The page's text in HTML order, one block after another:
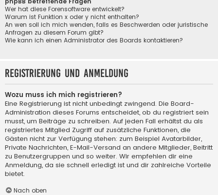
Wer hat diese Forensoftware entwickelt?
Warum ist Funktion x oder y nicht enthalten?
An wen soll ich mich wenden, falls es Beschwerden oder juristische
Anfragen zu diesem Forum gibt?
Wie kann ich einen Administrator des Boards kontaktieren?
Registrierung und Anmeldung
Wozu muss ich mich registrieren?
Eine Registrierung ist nicht unbedingt zwingend. Die Board-
Administration dieses Forums entscheidet, ob du registriert sein
musst, um Beiträge zu schreiben. Auf jeden Fall erhältst du als
registriertes Mitglied Zugriff auf zusätzliche Funktionen, die
Gästen nicht zur Verfügung stehen: zum Beispiel Avatarbilder,
Private Nachrichten, E-Mail-Versand an andere Mitglieder, Beitritt
zu Benutzergruppen und so weiter. Wir empfehlen dir eine
Anmeldung, da sie schnell erledigt ist und dir zahlreiche Vorteile
bietet.
Nach oben